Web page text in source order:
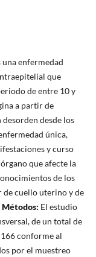
enfermedad
que
de entre 10 y
a partir de
desde los
única,
y curso
que afecte la
de los
de cuello uterino y de
El estudio
de un total de
conforme al
por el muestreo